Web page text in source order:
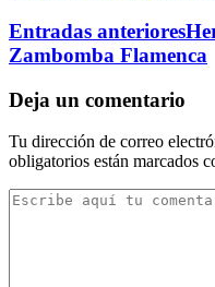
Entradas anteriores
Zambomba Flamenca
Deja un comentario
Tu dirección de correo
obligatorios están marcados